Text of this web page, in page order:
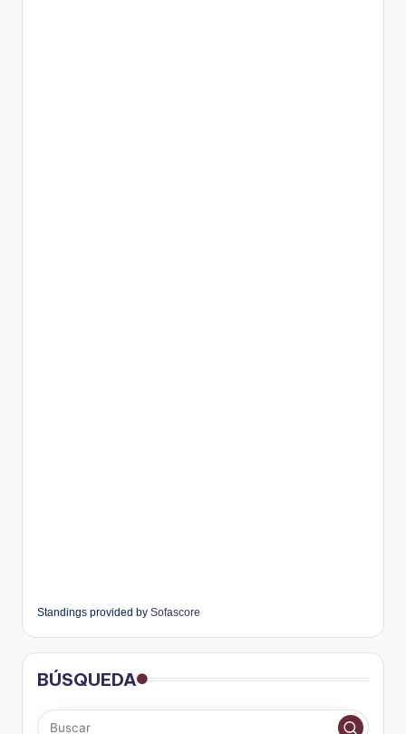
Standings provided by Sofascore
BÚSQUEDA